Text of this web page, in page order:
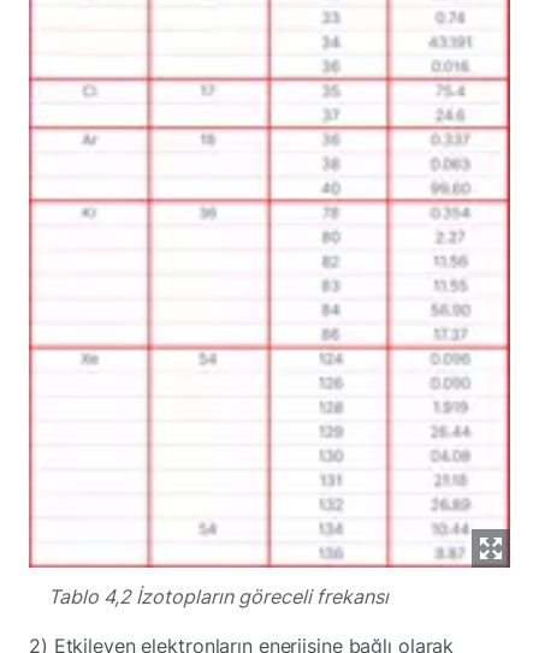
Tablo 4,2 İzotopların göreceli frekansı
2) Etkileyen elektronların enerjisine bağlı olarak